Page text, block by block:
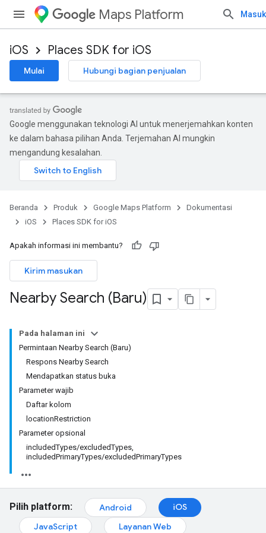
Maps Platform Masuk
iOS Places SDK for iOS
Mulai Hubungi bagian penjualan
Google menggunakan teknologi AI untuk menerjemahkan konten
ke dalam bahasa pilihan Anda. Terjemahan AI mungkin
mengandung kesalahan.
Beranda Produk Google Maps Platform
Dokumentasi
iOS
Places SDK for iOS
Apakah informasi ini membantu?
Kirim masukan
Nearby Search (Baru)
Pada halaman ini
Permintaan Nearby Search (Baru)
Respons Nearby Search
Mendapatkan status buka
Parameter wajib
Daftar kolom
locationRestriction
Parameter opsional
includedTypes/excludedTypes,
includedPrimaryTypes/excludedPrimaryTypes
Pilih platform: Android
iOS
JavaScript
Layanan Web